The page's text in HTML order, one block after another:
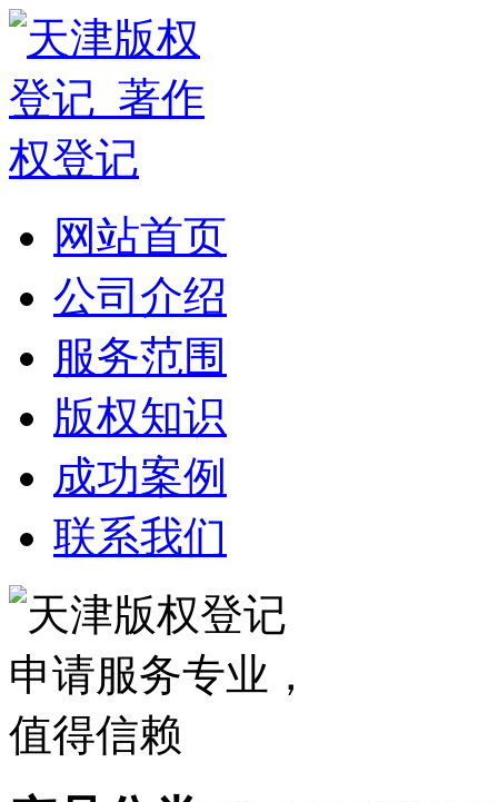
网站首页
公司介绍
服务范围
版权知识
成功案例
联系我们